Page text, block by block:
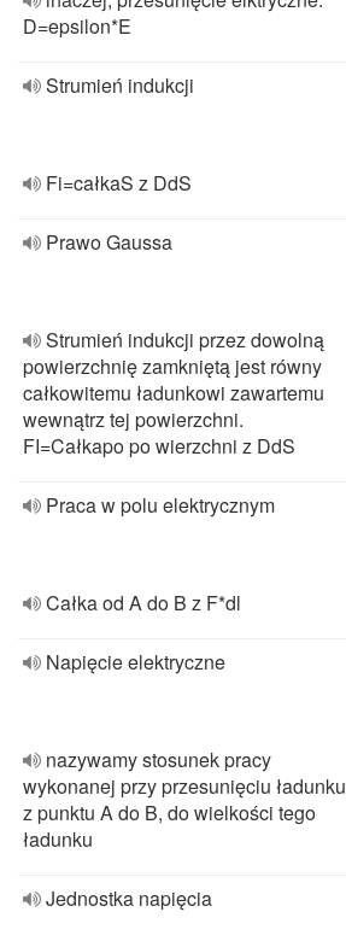
D=epsilon*E
Strumień indukcji
Fi=całkaS z DdS
Prawo Gaussa
Strumień indukcji przez dowolną
powierzchnię zamkniętą jest równy
całkowitemu ładunkowi zawartemu
wewnątrz tej powierzchni.
FI=Całkapo po wierzchni z DdS
Praca w polu elektrycznym
Całka od A do B z F*dl
Napięcie elektryczne
nazywamy stosunek pracy
wykonanej przy przesunięciu ładunku
z punktu A do B, do wielkości tego
ładunku
Jednostka napięcia